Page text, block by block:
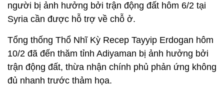
người bị ảnh hưởng bởi trận động đất hôm 6/2 tại
Syria cần được hỗ trợ về chỗ ở.
Tổng thống Thổ Nhĩ Kỳ Recep Tayyip Erdogan hôm
10/2 đã đến thăm tỉnh Adiyaman bị ảnh hưởng bởi
trận động đất, thừa nhận chính phủ phản ứng không
đủ nhanh trước thảm họa.